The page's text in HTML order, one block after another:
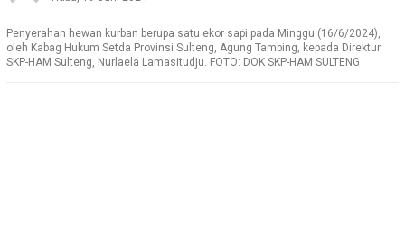
Penyerahan hewan kurban berupa satu ekor sapi pada Minggu (16/6/2024),
oleh Kabag Hukum Setda Provinsi Sulteng, Agung Tambing, kepada Direktur
SKP-HAM Sulteng, Nurlaela Lamasitudju. FOTO: DOK SKP-HAM SULTENG